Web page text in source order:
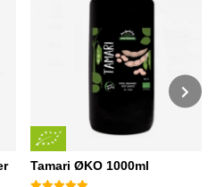
Tamari ØKO 1000ml